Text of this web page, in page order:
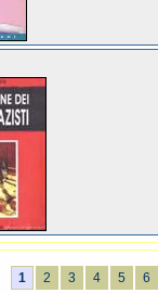
1 2 3 4 5 6